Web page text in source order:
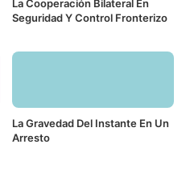
La Cooperación Bilateral En
Seguridad Y Control Fronterizo
La Gravedad Del Instante En Un
Arresto